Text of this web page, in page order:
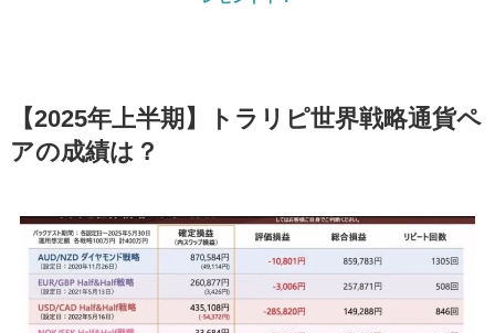
【2025年上半期】トラリピ世界戦略通貨ペ
アの成績は？